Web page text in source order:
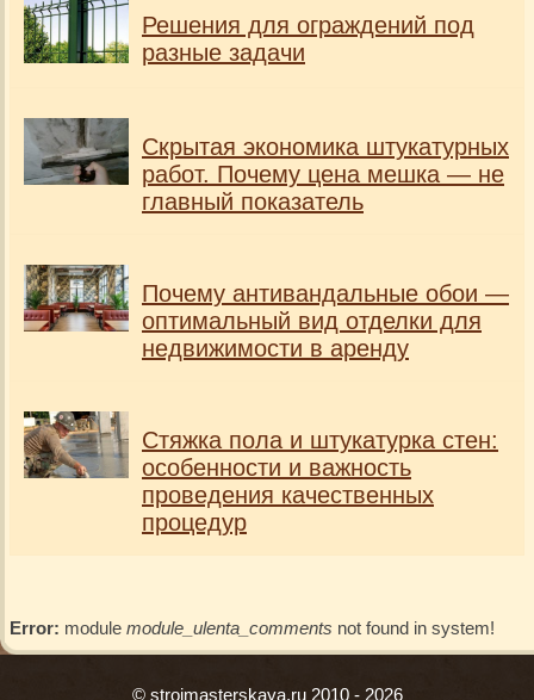
Решения для ограждений под
разные задачи
Скрытая экономика штукатурных
работ. Почему цена мешка — не
главный показатель
Почему антивандальные обои —
оптимальный вид отделки для
недвижимости в аренду
Стяжка пола и штукатурка стен:
особенности и важность
проведения качественных
процедур
Error: module module_ulenta_comments not found in system!
© stroimasterskaya.ru 2010 - 2026